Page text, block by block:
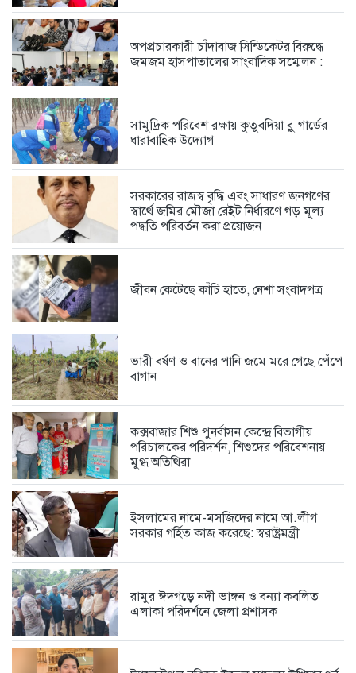
‘বিদ্যুৎ খাত আ.লীগের নিয়ন্ত্রণে, গ্যাস-তেল...
সীমান্ত হত্যা ও মোদিবিরোধী আন্দোলনের...
উখিয়ার রোহিঙ্গা ক্যাম্পে ওয়াশরুম থেকে...
10 hours আগে
1 day আগে
2 days আগে
অপপ্রচারকারী চাঁদাবাজ সিন্ডিকেটর বিরুদ্ধে
জমজম হাসপাতালের সাংবাদিক সম্মেলন :
সামুদ্রিক পরিবেশ রক্ষায় কুতুবদিয়া ব্লু গার্ডের
ধারাবাহিক উদ্যোগ
সরকারের রাজস্ব বৃদ্ধি এবং সাধারণ জনগণের
স্বার্থে জমির মৌজা রেইট নির্ধারণে গড় মূল্য
পদ্ধতি পরিবর্তন করা প্রয়োজন
জীবন কেটেছে কাঁচি হাতে, নেশা সংবাদপত্র
ভারী বর্ষণ ও বানের পানি জমে মরে গেছে পেঁপে
বাগান
কক্সবাজার শিশু পুনর্বাসন কেন্দ্রে বিভাগীয়
পরিচালকের পরিদর্শন, শিশুদের পরিবেশনায়
মুগ্ধ অতিথিরা
ইসলামের নামে-মসজিদের নামে আ.লীগ
সরকার গর্হিত কাজ করেছে: স্বরাষ্ট্রমন্ত্রী
রামুর ঈদগড়ে নদী ভাঙ্গন ও বন্যা কবলিত
এলাকা পরিদর্শনে জেলা প্রশাসক